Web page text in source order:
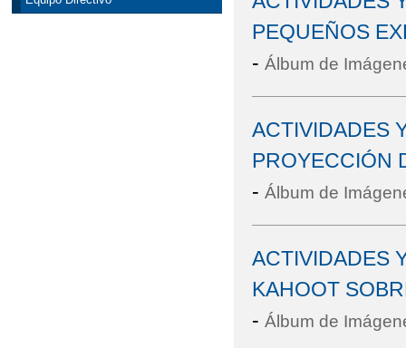
PEQUEÑOS
- Álbum de
ACTIVIDADES
PROYECCIÓN
- Álbum de
ACTIVIDADES
KAHOOT
- Álbum de